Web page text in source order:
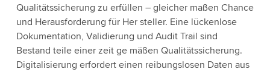
Qualitätssicherung zu erfüllen – gleicher maßen Chance
und Herausforderung für Her steller. Eine lückenlose
Dokumentation, Validierung und Audit Trail sind
Bestand teile einer zeit ge mäßen Qualitätssicherung.
Digitalisierung erfordert einen reibungslosen Daten aus